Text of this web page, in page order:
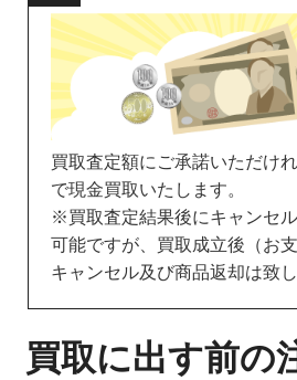
買取査定額にご承諾いただけ
で現金買取いたします。
※買取査定結果後にキャンセ
可能ですが、買取成立後（お
キャンセル及び商品返却は致し
買取に出す前の